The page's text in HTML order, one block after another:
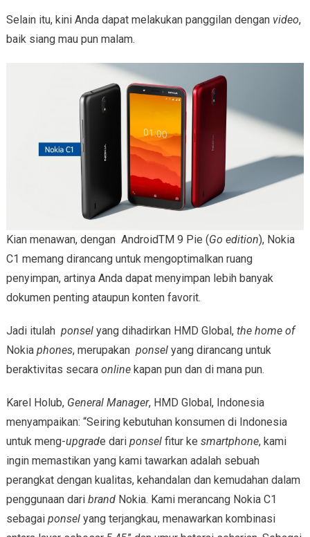
Selain itu, kini Anda dapat melakukan panggilan denganvideo,
baik siang mau pun malam.
Kian menawan, dengan AndroidTM 9 Pie (Go edition), Nokia
C1 memang dirancang untuk mengoptimalkan ruang
penyimpan, artinya Anda dapat menyimpan lebih banyak
dokumen penting ataupun konten favorit.
Jadi itulah ponselyang dihadirkan HMD Global, the home of
Nokiaphones, merupakan ponsel yang dirancang untuk
beraktivitas secaraonlinekapan pun dan di mana pun.
Karel Holub, General Manager, HMD Global, Indonesia
menyampaikan: “Seiring kebutuhan konsumen di Indonesia
untuk meng-upgrade dari ponselfitur ke smartphone, kami
ingin memastikan yang kami tawarkan adalah sebuah
perangkat dengan kualitas, kehandalan dan kemudahan dalam
penggunaan dari brand Nokia. Kami merancang Nokia C1
sebagai ponsel yang terjangkau, menawarkan kombinasi